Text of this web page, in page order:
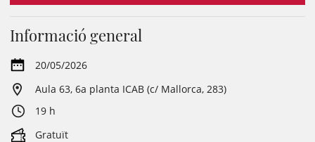
Informació general
20/05/2026
Aula 63, 6a planta ICAB (c/ Mallorca, 283)
19 h
Gratuït